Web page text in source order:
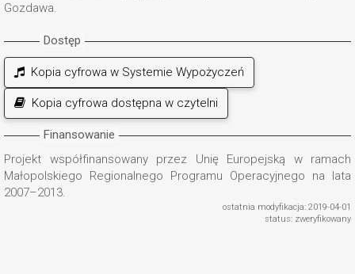
Gozdawa.
Dostęp
Kopia cyfrowa w Systemie Wypożyczeń
Kopia cyfrowa dostępna w czytelni
Finansowanie
Projekt współfinansowany przez Unię Europejską w ramach
Małopolskiego Regionalnego Programu Operacyjnego na lata
2007–2013.
ostatnia modyfikacja: 2019-04-01
status: zweryfikowany